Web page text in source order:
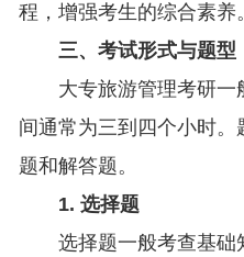
程，增强考生的综合素养。
三、考试形式与题型
大专旅游管理考研
间通常为三到四个小时
题和解答题。
1. 选择题
选择题一般考查基础